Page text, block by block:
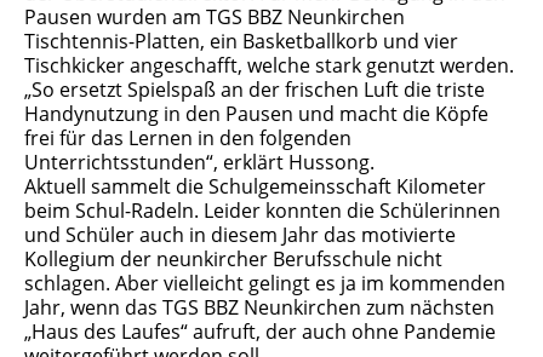
Pausen wurden am TGS BBZ Neunkirchen
Tischtennis-Platten, ein Basketballkorb und vier
Tischkicker angeschafft, welche stark genutzt werden.
„So ersetzt Spielspaß an der frischen Luft die triste
Handynutzung in den Pausen und macht die Köpfe
frei für das Lernen in den folgenden
Unterrichtsstunden“, erklärt Hussong.
Aktuell sammelt die Schulgemeinsschaft Kilometer
beim Schul-Radeln. Leider konnten die Schülerinnen
und Schüler auch in diesem Jahr das motivierte
Kollegium der neunkircher Berufsschule nicht
schlagen. Aber vielleicht gelingt es ja im kommenden
Jahr, wenn das TGS BBZ Neunkirchen zum nächsten
„Haus des Laufes“ aufruft, der auch ohne Pandemie